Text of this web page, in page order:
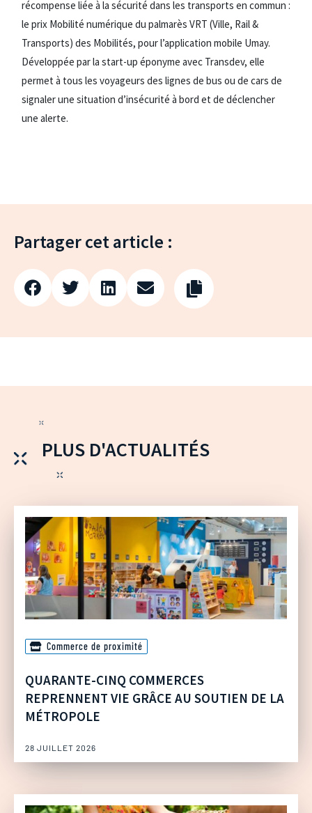
récompense liée à la sécurité dans les transports en commun :
le prix Mobilité numérique du palmarès VRT (Ville, Rail &
Transports) des Mobilités, pour l’application mobile Umay.
Développée par la start-up éponyme avec Transdev, elle
permet à tous les voyageurs des lignes de bus ou de cars de
signaler une situation d’insécurité à bord et de déclencher
une alerte.
Partager cet article :
PLUS D'ACTUALITÉS
Commerce de proximité
QUARANTE-CINQ COMMERCES
REPRENNENT VIE GRÂCE AU SOUTIEN DE LA
MÉTROPOLE
28 JUILLET 2026